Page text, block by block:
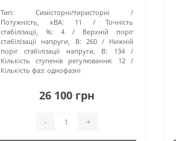
Тип:
Симісторні/тиристорні
Потужність, кВА:
11
Точність
стабілізації, %:
4
Верхній поріг
стабілізації напруги, В: 260
Нижній
поріг стабілізації напруги, В:
134
Кількість ступенів регулювання:
12
Кількість фаз: однофазні
26 100 грн
- +